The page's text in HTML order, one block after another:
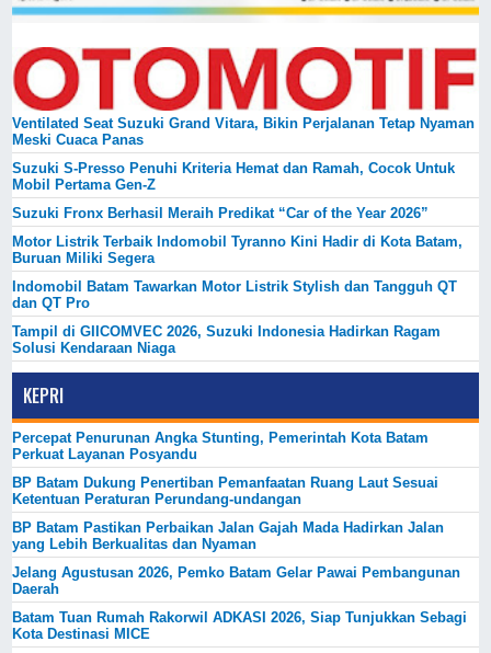
Ventilated Seat Suzuki Grand Vitara, Bikin Perjalanan Tetap Nyaman
Meski Cuaca Panas
Suzuki S-Presso Penuhi Kriteria Hemat dan Ramah, Cocok Untuk
Mobil Pertama Gen-Z
Suzuki Fronx Berhasil Meraih Predikat “Car of the Year 2026”
Motor Listrik Terbaik Indomobil Tyranno Kini Hadir di Kota Batam,
Buruan Miliki Segera
Indomobil Batam Tawarkan Motor Listrik Stylish dan Tangguh QT
dan QT Pro
Tampil di GIICOMVEC 2026, Suzuki Indonesia Hadirkan Ragam
Solusi Kendaraan Niaga
KEPRI
Percepat Penurunan Angka Stunting, Pemerintah Kota Batam
Perkuat Layanan Posyandu
BP Batam Dukung Penertiban Pemanfaatan Ruang Laut Sesuai
Ketentuan Peraturan Perundang-undangan
BP Batam Pastikan Perbaikan Jalan Gajah Mada Hadirkan Jalan
yang Lebih Berkualitas dan Nyaman
Jelang Agustusan 2026, Pemko Batam Gelar Pawai Pembangunan
Daerah
Batam Tuan Rumah Rakorwil ADKASI 2026, Siap Tunjukkan Sebagi
Kota Destinasi MICE